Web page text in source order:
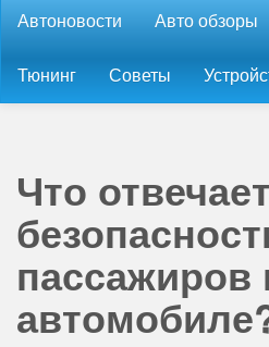
Автоновости Авто обзоры
Тюнинг Советы
Что
пассажиров